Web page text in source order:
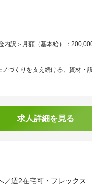
内訳＞月額（基本給）：
づくりを支え続ける、資材・
求人詳細を見る
／週2在宅可・フレックス